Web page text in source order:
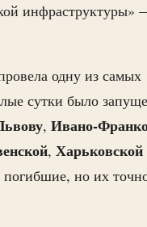
инфраструктуры»
одну из самых
сутки было
, Ивано-
, Харьковской
погибшие, но их